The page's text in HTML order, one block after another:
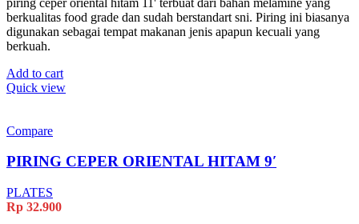
berkualitas food grade dan sudah berstandart sni. Piring ini biasanya
digunakan sebagai tempat makanan jenis apapun kecuali yang
berkuah.
Add to cart
Quick view
Compare
PIRING CEPER ORIENTAL HITAM 9′
PLATES
Rp 32.900